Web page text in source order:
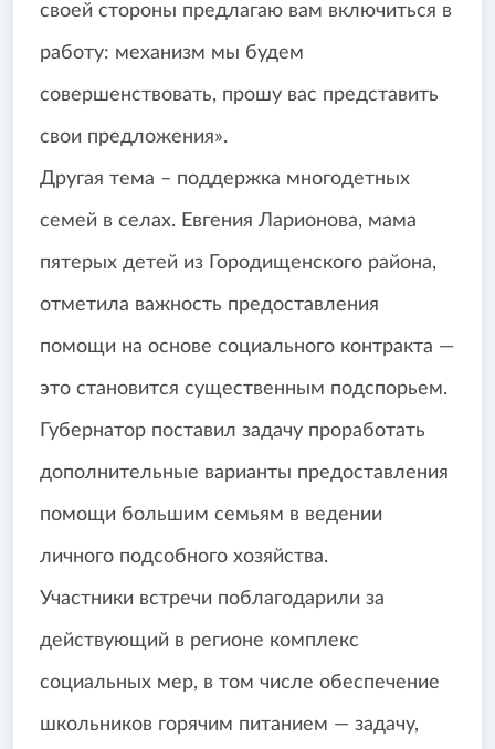
своей стороны предлагаю вам включиться в
работу: механизм мы будем
совершенствовать, прошу вас представить
свои предложения».
Другая тема – поддержка многодетных
семей в селах. Евгения Ларионова, мама
пятерых детей из Городищенского района,
отметила важность предоставления
помощи на основе социального контракта —
это становится существенным подспорьем.
Губернатор поставил задачу проработать
дополнительные варианты предоставления
помощи большим семьям в ведении
личного подсобного хозяйства.
Участники встречи поблагодарили за
действующий в регионе комплекс
социальных мер, в том числе обеспечение
школьников горячим питанием — задачу,